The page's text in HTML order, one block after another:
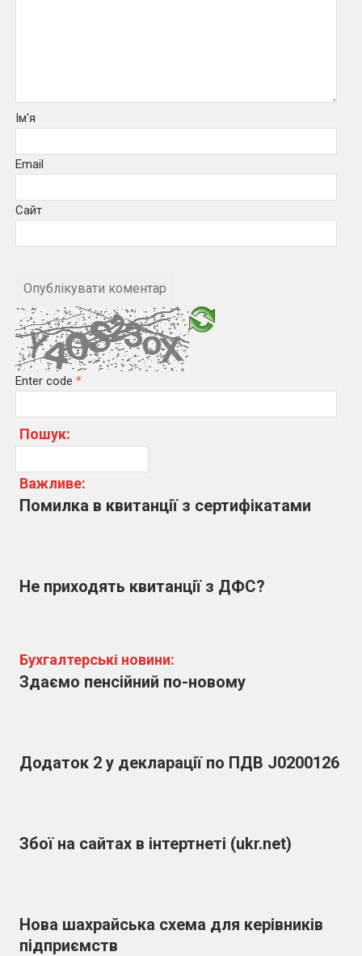
Ім'я
Email
Сайт
Enter code *
Пошук:
Важливе:
Помилка в квитанції з сертифікатами
Не приходять квитанції з ДФС?
Бухгалтерські новини:
Здаємо пенсійний по-новому
Додаток 2 у декларації по ПДВ J0200126
Збої на сайтах в інтертнеті (ukr.net)
Нова шахрайська схема для керівників
підприємств